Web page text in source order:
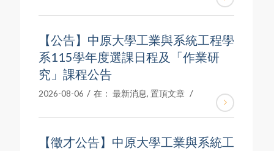
【公告】中原大學工業與系統工程學
系115學年度選課日程及「作業研
究」課程公告
2026-08-06 / 在： 最新消息, 置頂文章 /
【徵才公告】中原大學工業與系統工